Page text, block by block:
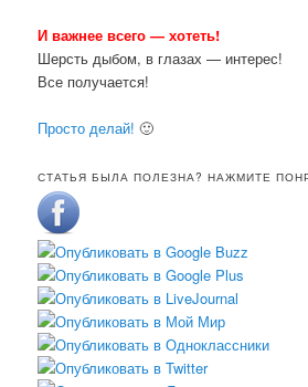
И важнее всего — хотеть!
Шерсть дыбом, в глазах — интерес!
Все получается!
Просто делай!🙂
СТАТЬЯ БЫЛА ПОЛЕЗНА? НАЖМИТЕ